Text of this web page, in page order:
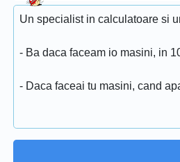
Un specialist in calculatoare si
- Ba daca faceam io masini, in
- Daca faceai tu masini, cand